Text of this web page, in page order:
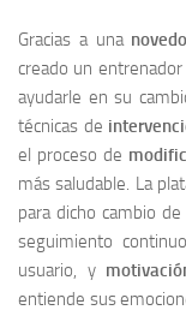
Gracias a una
creado un
ayudarle en su
técnicas de
el proceso de
más saludable. La
para dicho cambio de
seguimiento
usuario, y
entiende sus